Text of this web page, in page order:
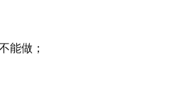
能做；